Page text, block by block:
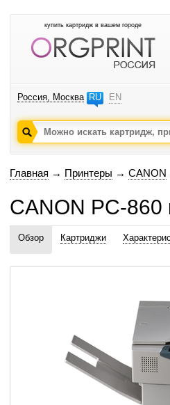
купить картридж в вашем городе
Россия, Москва RU EN
Главная → Принтеры → CANON
CANON PC-860
Обзор Картриджи